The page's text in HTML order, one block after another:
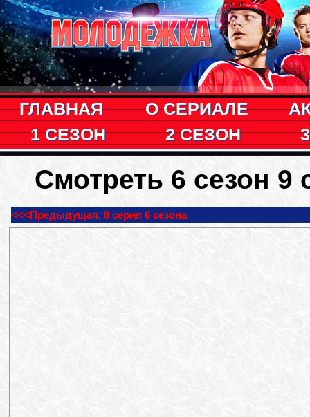
ГЛАВНАЯ О СЕРИАЛЕ
1 СЕЗОН
2 СЕЗОН
Смотреть 6 сезон
<<<Предыдущая, 8 серия 6 сезона